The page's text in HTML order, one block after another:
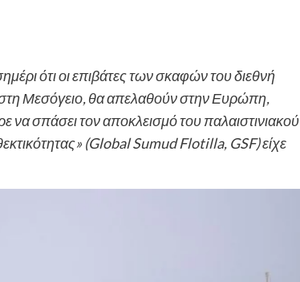
ότι οι επιβάτες των σκαφών του διεθνή
στη Μεσόγειο, θα απελαθούν στην Ευρώπη,
να σπάσει τον αποκλεισμό του παλαιστινιακού
(Global Sumud Flotilla, GSF) είχε